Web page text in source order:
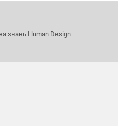
знань Human Design